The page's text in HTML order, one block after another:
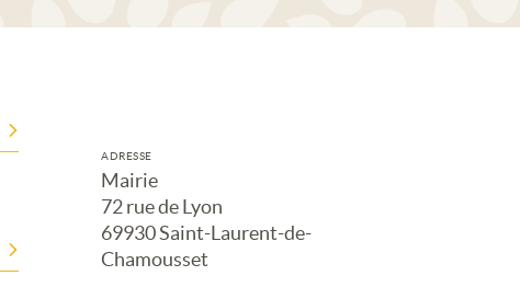
ADRESSE
Mairie
72 rue de Lyon
69930 Saint-Laurent-de-
Chamousset